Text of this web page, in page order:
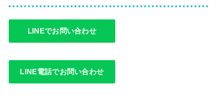
LINEでお問い合わせ
LINE電話でお問い合わせ